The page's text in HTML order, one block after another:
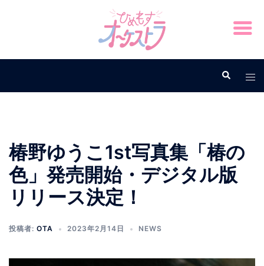
椿野ゆうこ1st写真集「椿の
色」発売開始・デジタル版
リリース決定！
投稿者: OTA 2023年2月14日 NEWS